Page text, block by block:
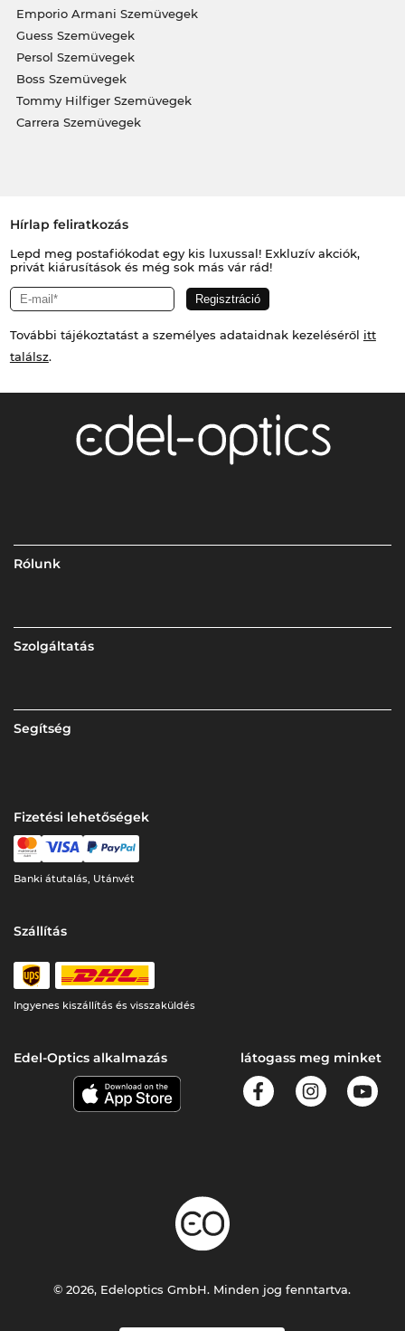
Emporio Armani Szemüvegek
Guess Szemüvegek
Persol Szemüvegek
Boss Szemüvegek
Tommy Hilfiger Szemüvegek
Carrera Szemüvegek
Hírlap feliratkozás
Lepd meg postafiókodat egy kis luxussal! Exkluzív akciók,
privát kiárusítások és még sok más vár rád!
További tájékoztatást a személyes adataidnak kezeléséről itt
találsz.
Rólunk
Szolgáltatás
Segítség
Fizetési lehetőségek
Banki átutalás, Utánvét
Szállítás
Ingyenes kiszállítás és visszaküldés
Edel-Optics alkalmazás látogass meg minket
© 2026, Edeloptics GmbH. Minden jog fenntartva.